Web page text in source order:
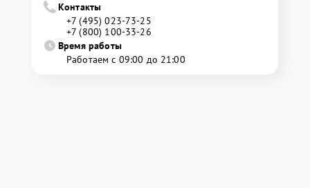
Контакты
+7 (495) 023-73-25
+7 (800) 100-33-26
Время работы
Работаем с 09:00 до 21:00